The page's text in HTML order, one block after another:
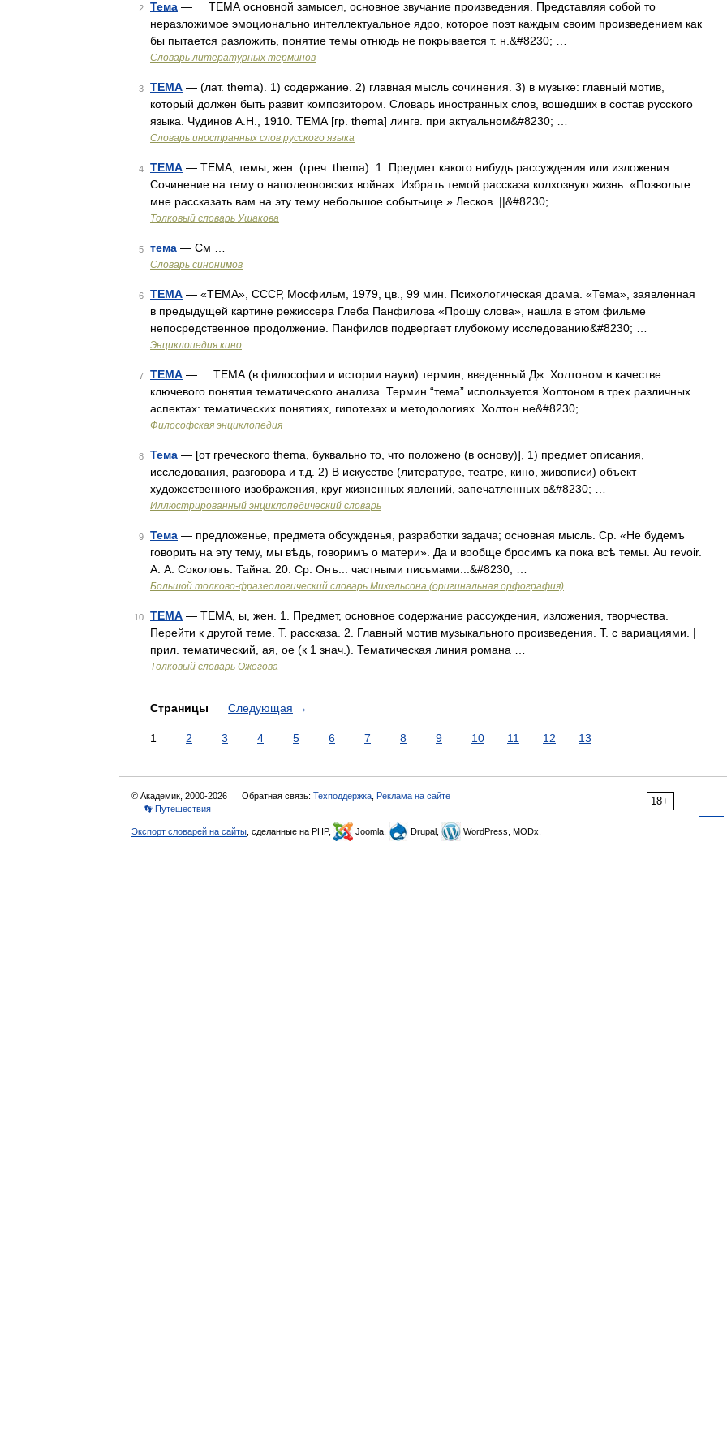
2 Тема — ТЕМА основной замысел, основное звучание произведения. Представляя собой то
неразложимое эмоционально интеллектуальное ядро, которое поэт каждым своим произведением как
бы пытается разложить, понятие темы отнюдь не покрывается т. н.&#8230; …
Словарь литературных терминов
3 ТЕМА — (лат. thema). 1) содержание. 2) главная мысль сочинения. 3) в музыке: главный мотив,
который должен быть развит композитором. Словарь иностранных слов, вошедших в состав русского
языка. Чудинов А.Н., 1910. ТЕМА [гр. thema] лингв. при актуальном&#8230; …
Словарь иностранных слов русского языка
4 ТЕМА — ТЕМА, темы, жен. (греч. thema). 1. Предмет какого нибудь рассуждения или изложения.
Сочинение на тему о наполеоновских войнах. Избрать темой рассказа колхозную жизнь. «Позвольте
мне рассказать вам на эту тему небольшое событьице.» Лесков. ||&#8230; …
Толковый словарь Ушакова
5 тема — См …
Словарь синонимов
6 ТЕМА — «ТЕМА», СССР, Мосфильм, 1979, цв., 99 мин. Психологическая драма. «Тема», заявленная
в предыдущей картине режиссера Глеба Панфилова «Прошу слова», нашла в этом фильме
непосредственное продолжение. Панфилов подвергает глубокому исследованию&#8230; …
Энциклопедия кино
7 ТЕМА — ТЕМА (в философии и истории науки) термин, введенный Дж. Холтоном в качестве
ключевого понятия тематического анализа. Термин “тема” используется Холтоном в трех различных
аспектах: тематических понятиях, гипотезах и методологиях. Холтон не&#8230; …
Философская энциклопедия
8 Тема — [от греческого thema, буквально то, что положено (в основу)], 1) предмет описания,
исследования, разговора и т.д. 2) В искусстве (литературе, театре, кино, живописи) объект
художественного изображения, круг жизненных явлений, запечатленных в&#8230; …
Иллюстрированный энциклопедический словарь
9 Тема — предложенье, предмета обсужденья, разработки задача; основная мысль. Ср. «Не будемъ
говорить на эту тему, мы вѣдь, говоримъ о матери». Да и вообще бросимъ ка пока всѣ темы. Au revoir.
А. А. Соколовъ. Тайна. 20. Ср. Онъ... частными письмами...&#8230; …
Большой толково-фразеологический словарь Михельсона (оригинальная орфография)
10 ТЕМА — ТЕМА, ы, жен. 1. Предмет, основное содержание рассуждения, изложения, творчества.
Перейти к другой теме. Т. рассказа. 2. Главный мотив музыкального произведения. Т. с вариациями. |
прил. тематический, ая, ое (к 1 знач.). Тематическая линия романа …
Толковый словарь Ожегова
Страницы Следующая →
1 2 3 4 5 6 7 8 9 10 11 12 13
18+
© Академик, 2000-2026 Обратная связь: Техподдержка Реклама на сайте
👣 Путешествия
Экспорт словарей на сайты , сделанные на PHP, Joomla, Drupal, WordPress, MODx.